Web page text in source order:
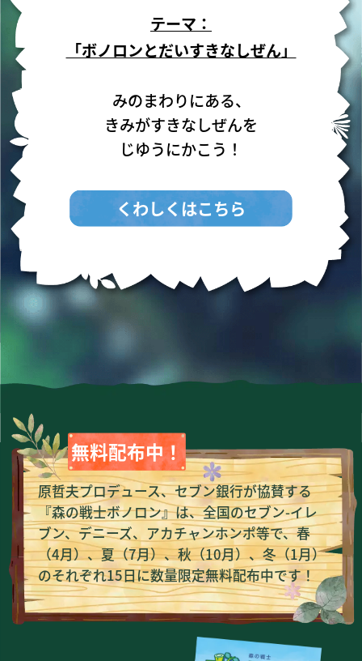
テーマ：
「ボノロンとだいすきなしぜん」
みのまわりにある、
きみがすきなしぜんを
じゆうにかこう！
くわしくはこちら
無料配布中！
原哲夫プロデュース、セブン銀行が協賛する
『森の戦士ボノロン』は、全国のセブン-イレ
ブン、デニーズ、アカチャンホンポ等で、春
（4月）、夏（7月）、秋（10月）、冬（1月）
のそれぞれ15日に数量限定無料配布中です！